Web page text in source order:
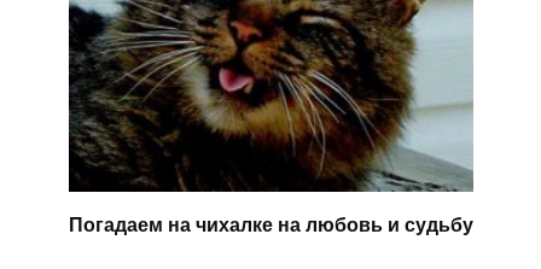
Погадаем на чихалке на любовь и судьбу